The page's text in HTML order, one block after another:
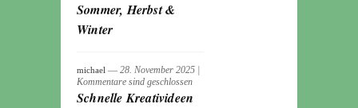
Sommer, Herbst &
Winter
michael ― 28. November 2025
Kommentare sind geschlossen
Schnelle Kreativideen